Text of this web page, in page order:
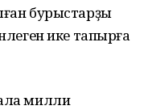
бурыстарҙы
ике тапҡырға
милли